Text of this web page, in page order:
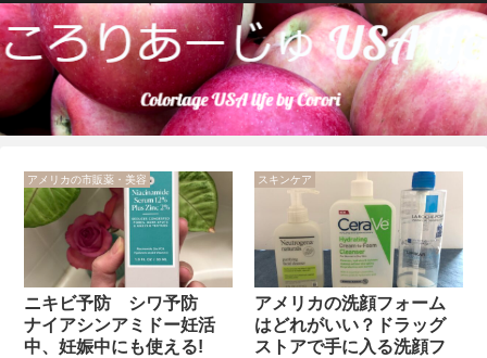
アメリカの市販薬・美容
ニキビ予防 シワ予防
ナイアシンアミドー妊活
中、妊娠中にも使える!
スキンケア
アメリカの洗顔フォーム
はどれがいい？ドラッグ
ストアで手に入る洗顔フ